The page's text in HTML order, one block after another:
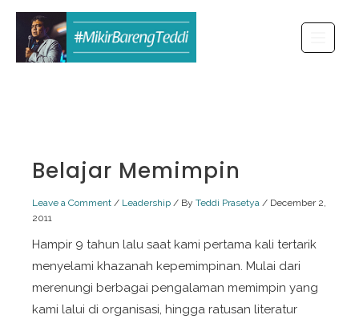
Skip
content
Belajar Memimpin
Leave a Comment / Leadership / By Teddi Prasetya / December 2,
2011
Hampir 9 tahun lalu saat kami pertama kali tertarik
menyelami khazanah kepemimpinan. Mulai dari
merenungi berbagai pengalaman memimpin yang
kami lalui di organisasi, hingga ratusan literatur